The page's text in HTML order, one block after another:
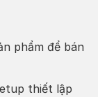
phẩm để bán
thiết lập